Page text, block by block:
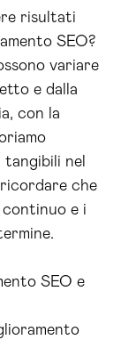
risultati
SEO?
variare
e dalla
con la
nel
che
continuo e i
SEO e